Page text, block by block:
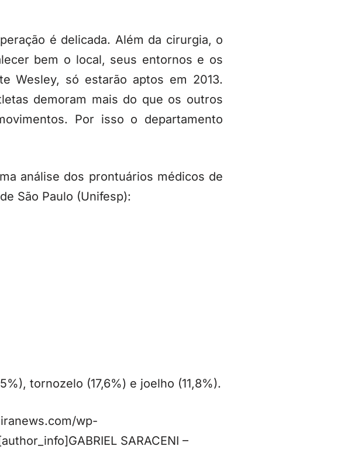
é delicada. Além da cirurgia, o
bem o local, seus entornos e os
Wesley, só estarão aptos em 2013.
demoram mais do que os outros
Por isso o departamento
análise dos prontuários médicos de
São Paulo (Unifesp):
tornozelo (17,6%) e joelho (11,8%).
wp-
SARACENI –